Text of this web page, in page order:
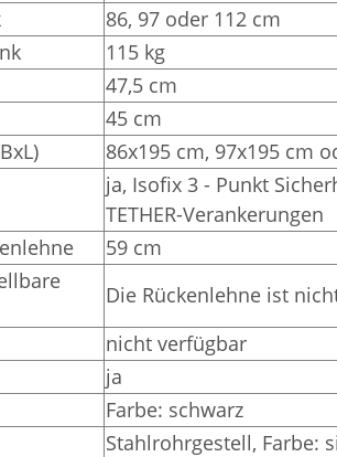
86, 97 oder 112 cm
115 kg
47,5 cm
45 cm
86x195 cm, 97x195 cm
ja, Isofix 3 - Punkt
TETHER-Verankerungen
59 cm
Die Rückenlehne ist
nicht verfügbar
ja
Farbe: schwarz
Stahlrohrgestell, Farbe: